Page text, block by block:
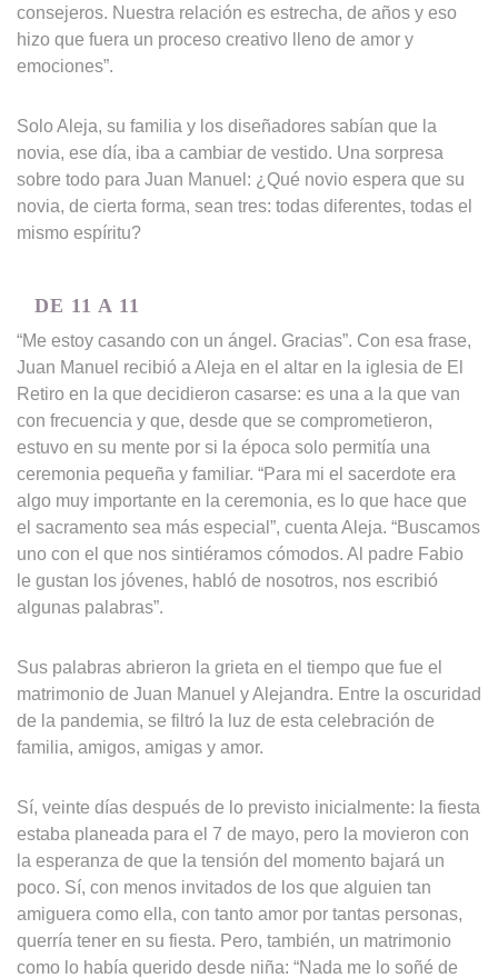
consejeros. Nuestra relación es estrecha, de años y eso
hizo que fuera un proceso creativo lleno de amor y
emociones”.
Solo Aleja, su familia y los diseñadores sabían que la
novia, ese día, iba a cambiar de vestido. Una sorpresa
sobre todo para Juan Manuel: ¿Qué novio espera que su
novia, de cierta forma, sean tres: todas diferentes, todas el
mismo espíritu?
DE 11 A 11
“Me estoy casando con un ángel. Gracias”. Con esa frase,
Juan Manuel recibió a Aleja en el altar en la iglesia de El
Retiro en la que decidieron casarse: es una a la que van
con frecuencia y que, desde que se comprometieron,
estuvo en su mente por si la época solo permitía una
ceremonia pequeña y familiar. “Para mi el sacerdote era
algo muy importante en la ceremonia, es lo que hace que
el sacramento sea más especial”, cuenta Aleja. “Buscamos
uno con el que nos sintiéramos cómodos. Al padre Fabio
le gustan los jóvenes, habló de nosotros, nos escribió
algunas palabras”.
Sus palabras abrieron la grieta en el tiempo que fue el
matrimonio de Juan Manuel y Alejandra. Entre la oscuridad
de la pandemia, se filtró la luz de esta celebración de
familia, amigos, amigas y amor.
Sí, veinte días después de lo previsto inicialmente: la fiesta
estaba planeada para el 7 de mayo, pero la movieron con
la esperanza de que la tensión del momento bajará un
poco. Sí, con menos invitados de los que alguien tan
amiguera como ella, con tanto amor por tantas personas,
querría tener en su fiesta. Pero, también, un matrimonio
como lo había querido desde niña: “Nada me lo soñé de